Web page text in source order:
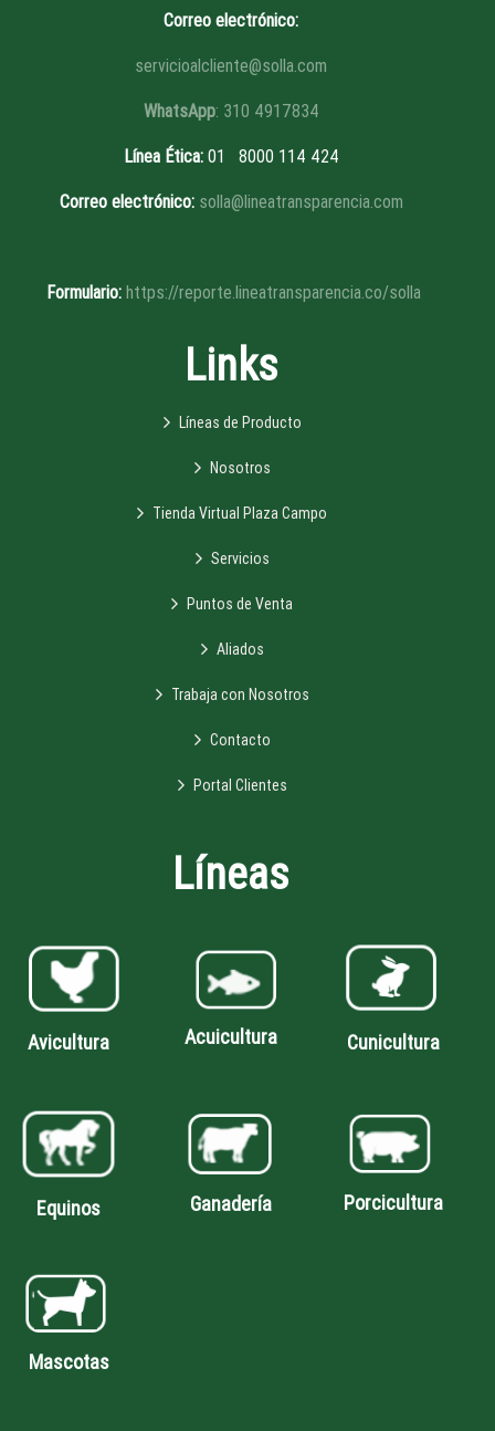
Correo electrónico:
servicioalcliente@solla.com
WhatsApp: 310 4917834
Línea Ética:01 8000 114 424
Correo electrónico: solla@lineatransparencia.com
Formulario: https://reporte.lineatransparencia.co/solla
Links
Líneas de Producto
Nosotros
Tienda Virtual Plaza Campo
Servicios
Puntos de Venta
Aliados
Trabaja con Nosotros
Contacto
Portal Clientes
Líneas
Avicultura Acuicultura Cunicultura
Equinos Ganadería Porcicultura
Mascotas